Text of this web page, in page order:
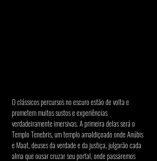
O clássicos percursos no escuro estão de volta e
prometem muitos sustos e experiências
verdadeiramente imersivas. A primeira delas será o
Templo Tenebris, um templo amaldiçoado onde Anúbis
e Maat, deuses da verdade e da justiça, julgarão cada
alma que ousar cruzar seu portal, onde passaremos